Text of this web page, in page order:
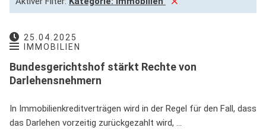
25.04.2025
IMMOBILIEN
Bundesgerichtshof stärkt Rechte von
Darlehensnehmern
In Immobilienkreditverträgen wird in der Regel für den Fall, dass
das Darlehen vorzeitig zurückgezahlt wird, …